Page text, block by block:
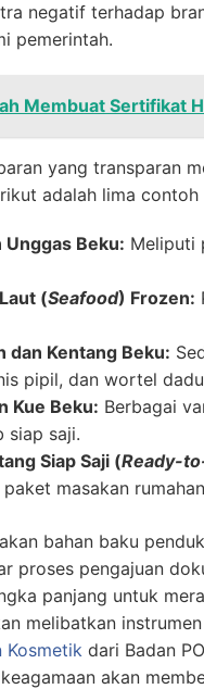
negatif terhadap
pemerintah.
Membuat Sertifikat
yang transparan
adalah lima
Unggas Beku: Meliputi
(Seafood) Frozen:
dan Kentang Beku:
pipil, dan wortel
Kue Beku: Berbagai
siap saji.
Siap Saji (Ready-
masakan
bahan baku
proses pengajuan
panjang untuk
melibatkan
Kosmetik dari Badan
akan